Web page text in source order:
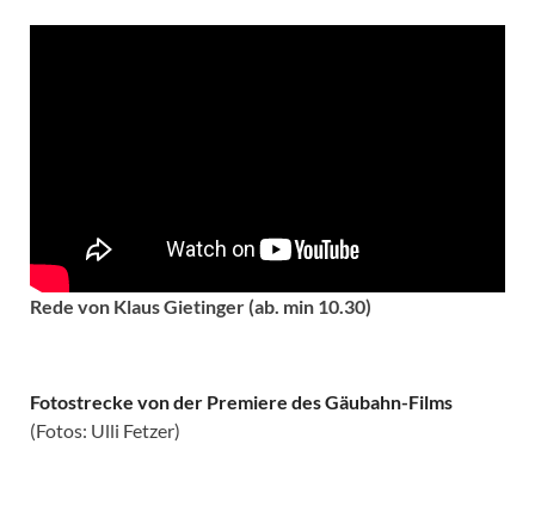
Rede von Klaus Gietinger (ab. min 10.30)
Fotostrecke von der Premiere des Gäubahn-Films
(Fotos: Ulli Fetzer)